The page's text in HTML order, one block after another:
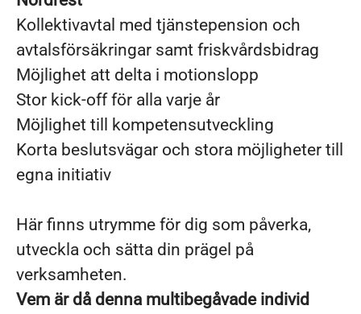
Kollektivavtal med tjänstepension och
avtalsförsäkringar samt friskvårdsbidrag
Möjlighet att delta i motionslopp
Stor kick-off för alla varje år
Möjlighet till kompetensutveckling
Korta beslutsvägar och stora möjligheter till
egna initiativ
Här finns utrymme för dig som påverka,
utveckla och sätta din prägel på
verksamheten.
Vem är då denna multibegåvade individ